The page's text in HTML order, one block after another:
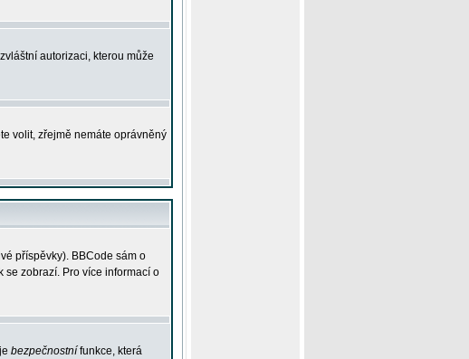
autorizaci, kterou může
volit, zřejmě nemáte oprávněný
příspěvky). BBCode sám o
se zobrazí. Pro více informací o
bezpečnostní funkce, která